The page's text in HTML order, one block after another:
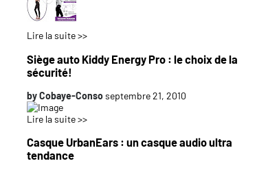
Lire la suite >>
Siège auto Kiddy Energy Pro : le choix de la
sécurité!
byCobaye-Consoseptembre 21, 2010
Lire la suite >>
Casque UrbanEars : un casque audio ultra
tendance